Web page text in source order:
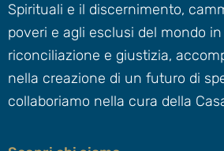
Spirituali e il discernimento,
poveri e agli esclusi del mondo
riconciliazione e giustizia,
nella creazione di un futuro di
collaboriamo nella cura della